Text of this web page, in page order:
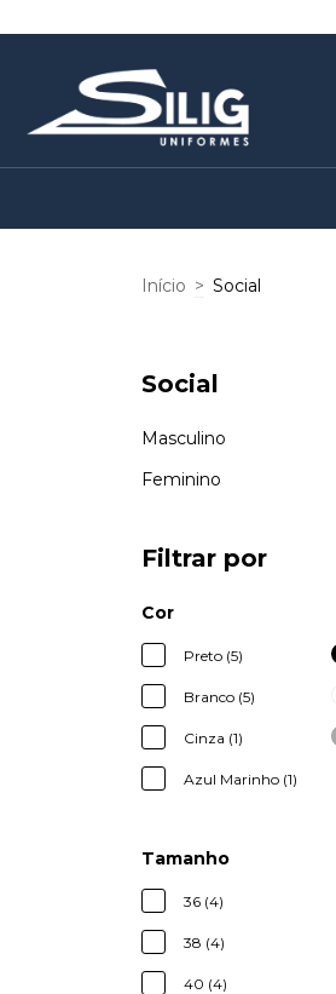
Início > Social
Social
Masculino
Feminino
Filtrar por
Cor
Preto (5)
Branco (5)
Cinza (1)
Azul Marinho (1)
Tamanho
36 (4)
38 (4)
40 (4)